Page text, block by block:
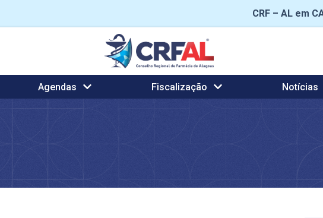
CRF – AL em
Agendas Fiscalização Notícias